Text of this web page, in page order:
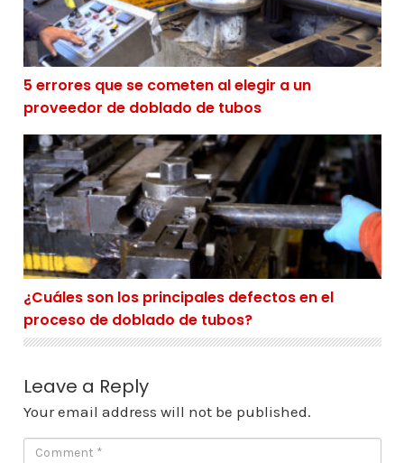
5 errores que se cometen al elegir a un
proveedor de doblado de tubos
¿Cuáles son los principales defectos en el proceso de
¿Cuáles son los principales defectos en el
proceso de doblado de tubos?
Leave a Reply
Your email address will not be published.